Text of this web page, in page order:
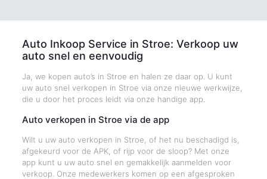
Auto Inkoop Service in Stroe: Verkoop uw
auto snel en eenvoudig
Ja, we kopen auto’s in Stroe en halen ze daar op. U kunt
uw auto snel verkopen in Stroe via onze nieuwe werkwijze,
die u door het proces leidt via onze handige app.
Auto verkopen in Stroe via de app
Wilt u uw auto verkopen in Stroe, of het nu beschadigd is,
afgekeurd voor de APK, of rijp voor de sloop? Met onze
app kunt u uw auto snel en gemakkelijk aanmelden voor
verkoop. Onze medewerkers komen op een afgesproken